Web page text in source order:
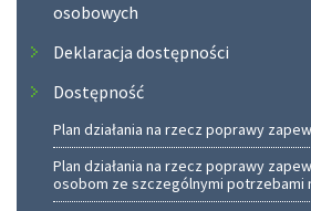
osobowych
Deklaracja dostępności
Dostępność
Plan działania na rzecz poprawy
Plan działania na rzecz poprawy
osobom ze szczególnymi potrzebami